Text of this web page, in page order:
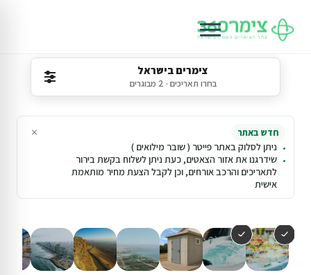
צימרים בישראל
בחרו תאריכים · 2 מבוגרים
חדש באתר
ניתן לסלוק באתר פייטר ( שובר מילואים )
שידרגנו את אזור הצאטים, כעת ניתן לשלוח בקשת בירור
לתאריכים והרכב אורחים, וכן לקבל הצעת מחיר מותאמת
אישית
×